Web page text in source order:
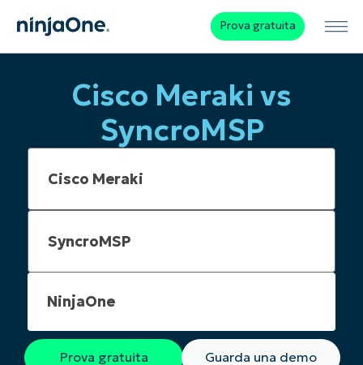
Prova gratuita
Cisco Meraki vs
SyncroMSP
NinjaOne
Prova gratuita Guarda una demo